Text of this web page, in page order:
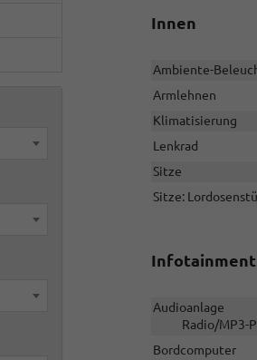
Innen
Ambiente-
Armlehnen
Klimatisierung
Lenkrad
Sitze
Sitze:
Infotainment
Audioanlage
Radio/MP3-
Bordcomputer